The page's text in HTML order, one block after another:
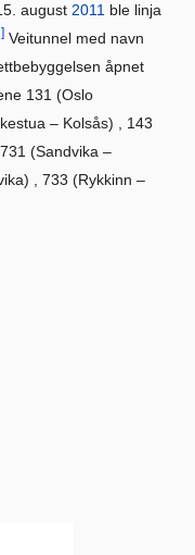
august 2011 ble linja
Veitunnel med navn
åpnet
131 (Oslo
– Kolsås) , 143
(Sandvika –
, 733 (Rykkinn –